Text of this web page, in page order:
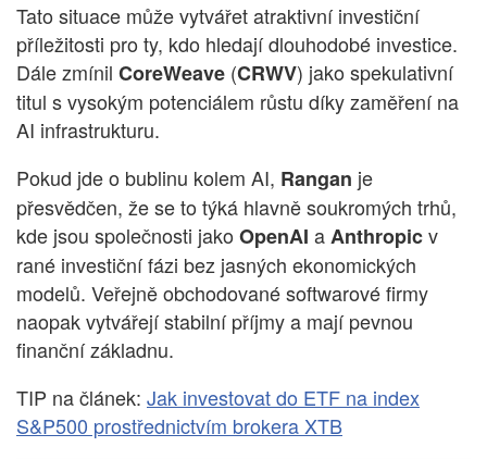
Tato situace může vytvářet atraktivní investiční
příležitosti pro ty, kdo hledají dlouhodobé investice.
Dále zmínil CoreWeave (CRWV) jako spekulativní
titul s vysokým potenciálem růstu díky zaměření na
AI infrastrukturu.
Pokud jde o bublinu kolem AI, Rangan je
přesvědčen, že se to týká hlavně soukromých trhů,
kde jsou společnosti jako OpenAI aAnthropicv
rané investiční fázi bez jasných ekonomických
modelů. Veřejně obchodované softwarové firmy
naopak vytvářejí stabilní příjmy a mají pevnou
finanční základnu.
TIP na článek: Jak investovat do ETF na index
S&P500 prostřednictvím brokera XTB